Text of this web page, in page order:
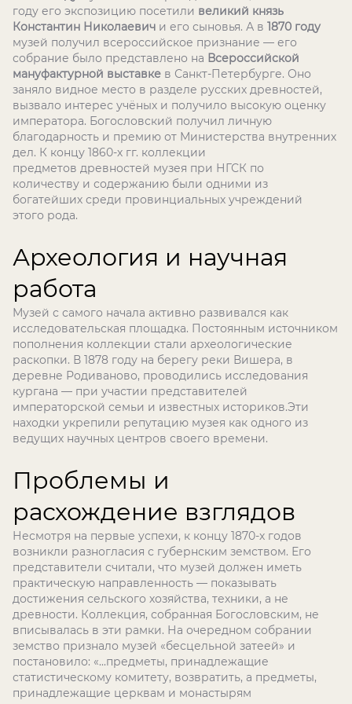
году его экспозицию посетили великий князь
Константин Николаевич и его сыновья. А в 1870 году
музей получил всероссийское признание — его
собрание было представлено на Всероссийской
мануфактурной выставке в Санкт-Петербурге. Оно
заняло видное место в разделе русских древностей,
вызвало интерес учёных и получило высокую оценку
императора. Богословский получил личную
благодарность и премию от Министерства внутренних
дел. К концу 1860-х гг. коллекции
предметов древностей музея при НГСК по
количеству и содержанию были одними из
богатейших среди провинциальных учреждений
этого рода.
Археология и научная
работа
Музей с самого начала активно развивался как
исследовательская площадка. Постоянным источником
пополнения коллекции стали археологические
раскопки. В 1878 году на берегу реки Вишера, в
деревне Родиваново, проводились исследования
кургана — при участии представителей
императорской семьи и известных историков.Эти
находки укрепили репутацию музея как одного из
ведущих научных центров своего времени.
Проблемы и
расхождение взглядов
Несмотря на первые успехи, к концу 1870-х годов
возникли разногласия с губернским земством. Его
представители считали, что музей должен иметь
практическую направленность — показывать
достижения сельского хозяйства, техники, а не
древности. Коллекция, собранная Богословским, не
вписывалась в эти рамки. На очередном собрании
земство признало музей «бесцельной затеей» и
постановило: «...предметы, принадлежащие
статистическому комитету, возвратить, а предметы,
принадлежащие церквам и монастырям